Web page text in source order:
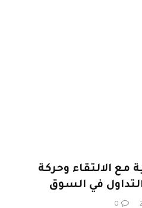
مع الالتقاء وحركة
في السوق
0